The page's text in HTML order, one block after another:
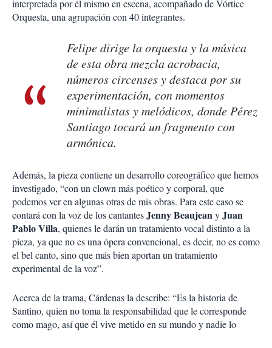
interpretada por él mismo en escena, acompañado de Vórtice
Orquesta, una agrupación con 40 integrantes.
Felipe dirige la orquesta y la música
de esta obra mezcla acrobacia,
números circenses y destaca por su
experimentación, con momentos
minimalistas y melódicos, donde Pérez
Santiago tocará un fragmento con
armónica.
Además, la pieza contiene un desarrollo coreográfico que hemos
investigado, “con un clown más poético y corporal, que
podemos ver en algunas otras de mis obras. Para este caso se
contará con la voz de los cantantesJennyBeaujeanyJuan
Pablo Villa, quienes le darán un tratamiento vocal distinto a la
pieza, ya que no es una ópera convencional, es decir, no es como
el bel canto, sino que más bien aportan un tratamiento
experimental de la voz”.
Acerca de la trama, Cárdenas la describe: “Es la historia de
Santino, quien no toma la responsabilidad que le corresponde
como mago, así que él vive metido en su mundo y nadie lo